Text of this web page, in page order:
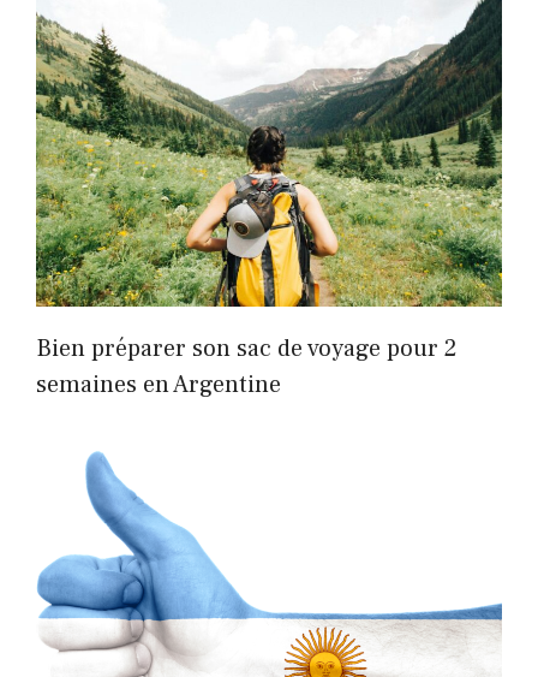
Bien préparer son sac de voyage pour 2
semaines en Argentine